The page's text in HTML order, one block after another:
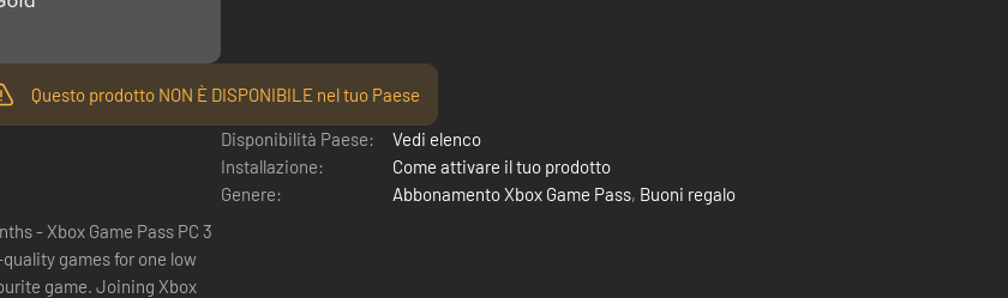
Questo prodotto NON È DISPONIBILE nel tuo Paese
- Xbox Game Pass PC 3
Joining Xbox
Disponibilità Paese:
Vedi elenco
Installazione:
Come attivare il tuo prodotto
Genere:
Abbonamento Xbox Game Pass, Buoni regalo